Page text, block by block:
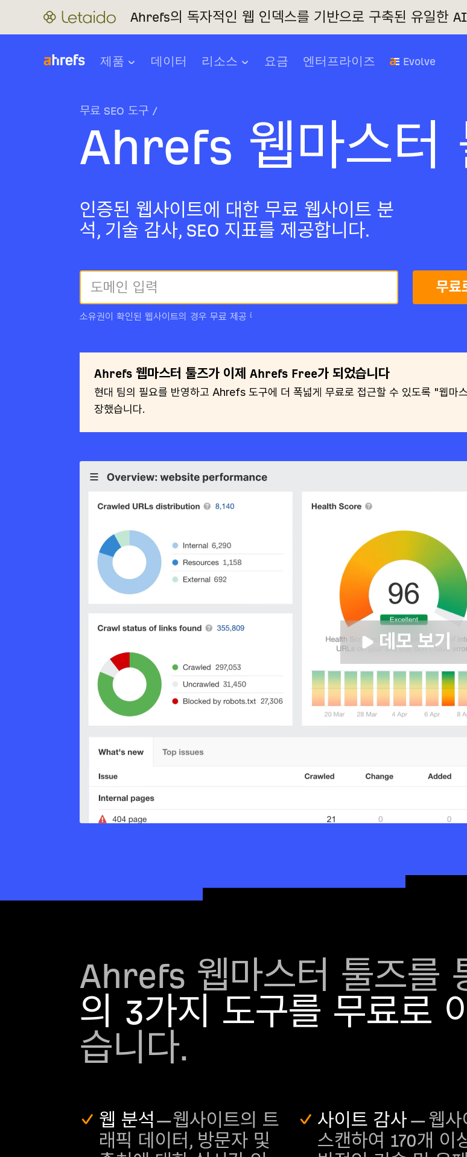
Ahrefs의 독자적인 웹 인덱스를 기반으로 구축된 유일한
제품 데이터 리소스 요금 엔터프라이즈 Evolve
무료 SEO 도구 /
Ahrefs 웹마스터
인증된 웹사이트에 대한 무료 웹사이트 분
석, 기술 감사, SEO 지표를 제공합니다.
소유권이 확인된 웹사이트의 경우 무료 제공
무료
Ahrefs 웹마스터 툴즈가 이제 Ahrefs Free가 되었습니다
현대 팀의 필요를 반영하고 Ahrefs 도구에 더 폭넓게 무료로 접근할 수 있도록 "웹마
장했습니다.
데모 보기
Ahrefs 웹마스터 툴즈를
의 3가지 도구를 무료로
습니다.
웹 분석 —웹사이트의 트
래픽 데이터, 방문자 및
사이트 감사— 웹사
스캔하여 170개 이